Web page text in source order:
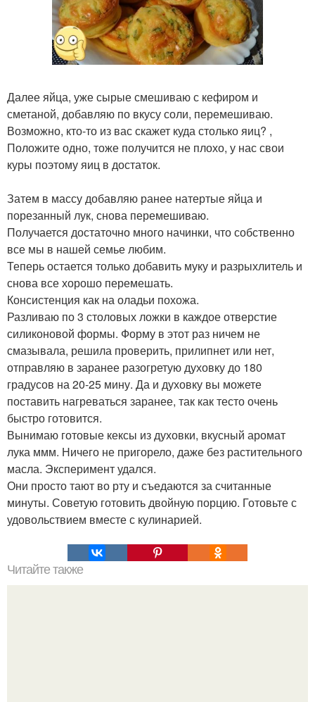
Далее яйца, уже сырые смешиваю с кефиром и
сметаной, добавляю по вкусу соли, перемешиваю.
Возможно, кто-то из вас скажет куда столько яиц? ,
Положите одно, тоже получится не плохо, у нас свои
куры поэтому яиц в достаток.
Затем в массу добавляю ранее натертые яйца и
порезанный лук, снова перемешиваю.
Получается достаточно много начинки, что собственно
все мы в нашей семье любим.
Теперь остается только добавить муку и разрыхлитель и
снова все хорошо перемешать.
Консистенция как на оладьи похожа.
Разливаю по 3 столовых ложки в каждое отверстие
силиконовой формы. Форму в этот раз ничем не
смазывала, решила проверить, прилипнет или нет,
отправляю в заранее разогретую духовку до 180
градусов на 20-25 мину. Да и духовку вы можете
поставить нагреваться заранее, так как тесто очень
быстро готовится.
Вынимаю готовые кексы из духовки, вкусный аромат
лука ммм. Ничего не пригорело, даже без растительного
масла. Эксперимент удался.
Они просто тают во рту и съедаются за считанные
минуты. Советую готовить двойную порцию. Готовьте с
удовольствием вместе с кулинарией.
Читайте также